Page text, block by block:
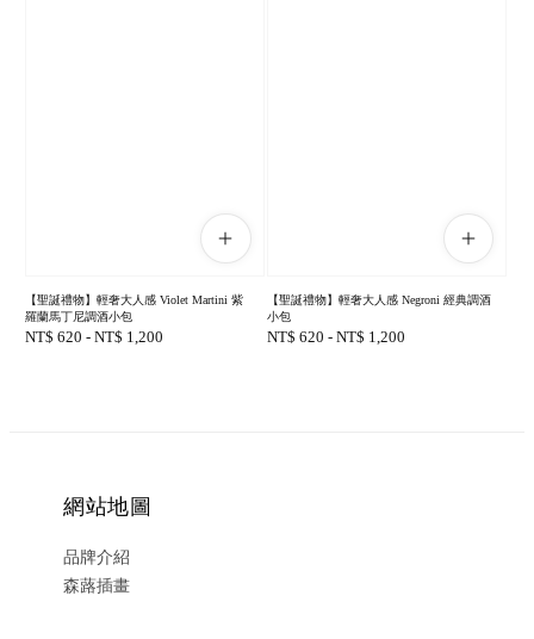
【聖誕禮物】輕奢大人感 Violet Martini 紫
羅蘭馬丁尼調酒小包
Regular
NT$ 620 - NT$ 1,200
【聖誕禮物】輕奢大人感 Negroni 經典調酒
小包
Regular
NT$ 620 - NT$ 1,200
網站地圖
品牌介紹
森蕗插畫